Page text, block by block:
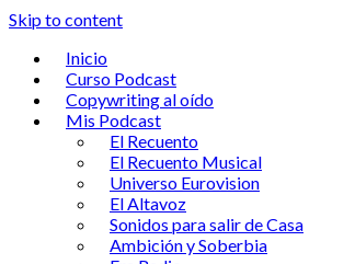
Skip to content
Inicio
Curso Podcast
Copywriting al oído
Mis Podcast
El Recuento
El Recuento Musical
Universo Eurovision
El Altavoz
Sonidos para salir de Casa
Ambición y Soberbia